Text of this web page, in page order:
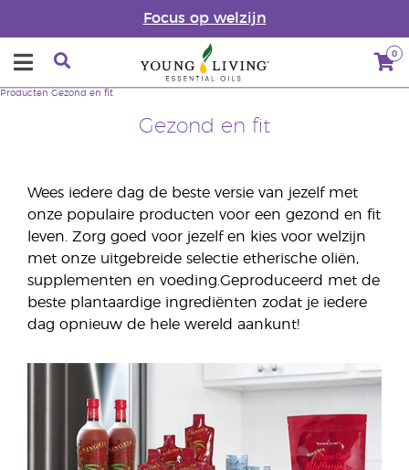
Focus op welzijn
0
Gezond en fit
Producten Gezond en fit
Wees iedere dag de beste versie van jezelf met
onze populaire producten voor een gezond en fit
leven. Zorg goed voor jezelf en kies voor welzijn
met onze uitgebreide selectie etherische oliën,
supplementen en voeding.Geproduceerd met de
beste plantaardige ingrediënten zodat je iedere
dag opnieuw de hele wereld aankunt!